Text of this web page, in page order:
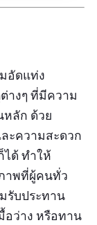
กว่านี้อีก
ลิ่นคุ๊กกี้ลอย
กัสเลย โดย
อัดแท่ง
างๆ ที่มีความ
หลัก ด้วย
ะความสะดวก
ได้ ทำให้
าพที่ผู้คนทั่ว
รับประทาน
ว่าง หรือทาน